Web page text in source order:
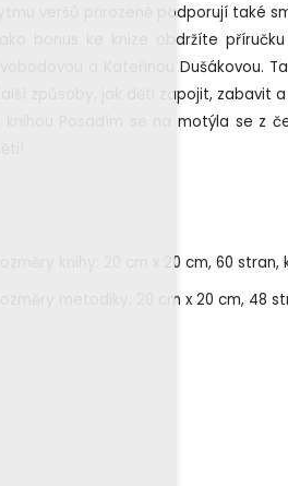
rytmu veršů přirozeně podporují také
Jako bonus ke knize obdržíte
Svobodovou a Kateřinou Dušákovou.
další způsoby, jak děti zapojit, zabavit
S knihou Posadím se na motýla se z
Rozměry knihy: 20 cm x 20 cm, 60 stran,
Rozměry metodiky: 20 cm x 20 cm, 48